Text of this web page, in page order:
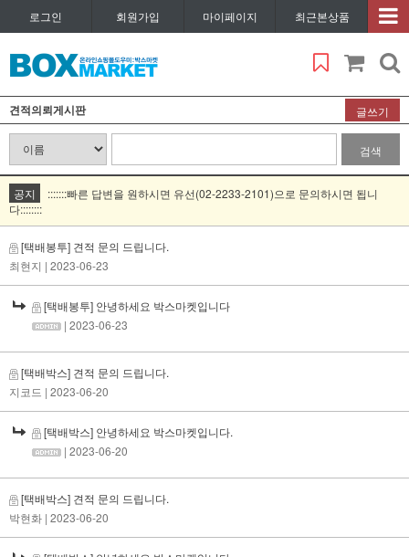
로그인 회원가입 마이페이지 최근본상품
견적의뢰게시판 글쓰기
검색
공지
:::::::빠른 답변을 원하시면 유선(02-2233-2101)으로 문의하시면 됩니
다::::::::
[택배봉투] 견적 문의 드립니다.
최현지 | 2023-06-23
[택배봉투] 안녕하세요 박스마켓입니다
| 2023-06-23
[택배박스] 견적 문의 드립니다.
지코드 | 2023-06-20
[택배박스] 안녕하세요 박스마켓입니다.
| 2023-06-20
[택배박스] 견적 문의 드립니다.
박현화 | 2023-06-20